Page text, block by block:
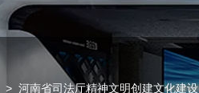
> 河南省司法厅精神文明创建文化建设